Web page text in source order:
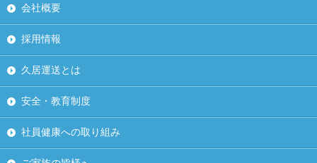
会社概要
採用情報
久居運送とは
安全・教育制度
社員健康への取り組み